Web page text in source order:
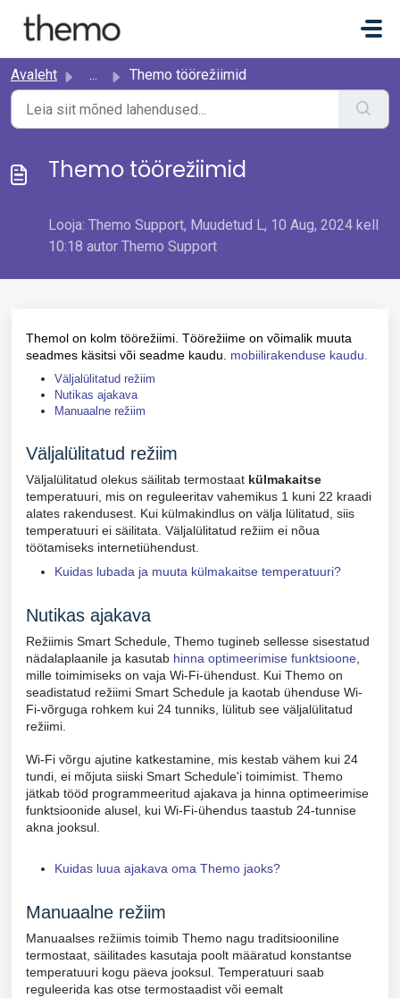
Avaleht ... Themo töörežiimid
Themo töörežiimid
Looja: Themo Support, Muudetud L, 10 Aug, 2024 kell
10:18 autor Themo Support
Themol on kolm töörežiimi. Töörežiime on võimalik muuta
seadmes käsitsi või seadme kaudu.
mobiilirakenduse kaudu
Väljalülitatud režiim
Nutikas ajakava
Manuaalne režiim
Väljalülitatud režiim
Väljalülitatud olekus säilitab termostaat külmakaitse
temperatuuri, mis on reguleeritav vahemikus 1 kuni 22 kraadi
alates rakendusest. Kui külmakindlus on välja lülitatud, siis
temperatuuri ei säilitata. Väljalülitatud režiim ei nõua
töötamiseks internetiühendust.
Kuidas lubada ja muuta külmakaitse temperatuuri?
Nutikas ajakava
Režiimis Smart Schedule, Themo tugineb sellesse sisestatud
nädalaplaanile ja kasutab hinna optimeerimise funktsioone
mille toimimiseks on vaja Wi-Fi-ühendust. Kui Themo on
seadistatud režiimi Smart Schedule ja kaotab ühenduse Wi-
Fi-võrguga rohkem kui 24 tunniks, lülitub see väljalülitatud
režiimi.
Wi-Fi võrgu ajutine katkestamine, mis kestab vähem kui 24
tundi, ei mõjuta siiski Smart Schedule'i toimimist. Themo
jätkab tööd programmeeritud ajakava ja hinna optimeerimise
funktsioonide alusel, kui Wi-Fi-ühendus taastub 24-tunnise
akna jooksul.
Kuidas luua ajakava oma Themo jaoks?
Manuaalne režiim
Manuaalses režiimis toimib Themo nagu traditsiooniline
termostaat, säilitades kasutaja poolt määratud konstantse
temperatuuri kogu päeva jooksul. Temperatuuri saab
reguleerida kas otse termostaadist või eemalt